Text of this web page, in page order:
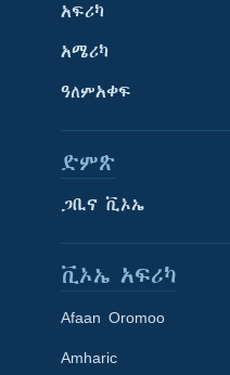
አፍሪካ
አሜሪካ
ዓለምአቀፍ
ድምጽ
ጋቢና ቪኦኤ
ቪኦኤ አፍሪካ
Afaan Oromoo
Amharic